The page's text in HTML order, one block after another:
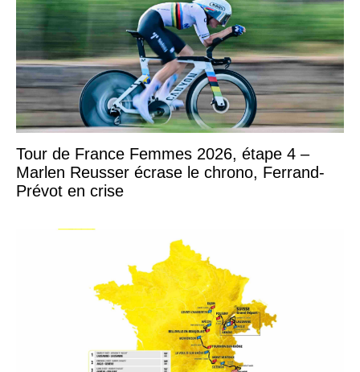
Tour de France Femmes 2026, étape 4 –
Marlen Reusser écrase le chrono, Ferrand-
Prévot en crise